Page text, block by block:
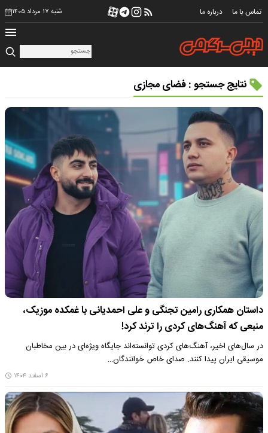
تماس با ما درباره ما شنبه ۱۷ مرداد ۱۴۰۵
نتایج جستجو : فضای مجازی
داستان همکاری رامین تجنگی و علی احمدیانی با غمکده موزیک،
منبعی که آهنگ‌های کردی را ترند کرد!
در سال‌های اخیر، آهنگ‌های کردی توانسته‌اند جایگاه ویژه‌ای در بین مخاطبان
موسیقی ایران پیدا کنند. صدای خاص خوانندگان…
۶ اسفند ۱۴۰۴